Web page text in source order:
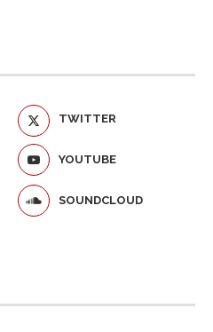
TWITTER
YOUTUBE
SOUNDCLOUD